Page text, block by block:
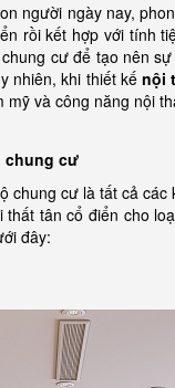
người ngày nay,
rồi kết hợp với tính
cư để tạo nên
nhiên, khi thiết kếnội
và công năng nội
chung cư
chung cư là tất cả
tân cổ điển cho
đây: